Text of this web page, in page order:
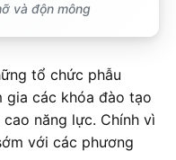
và độn mông
tổ chức phẫu
gia các khóa đào tạo
năng lực. Chính vì
với các phương